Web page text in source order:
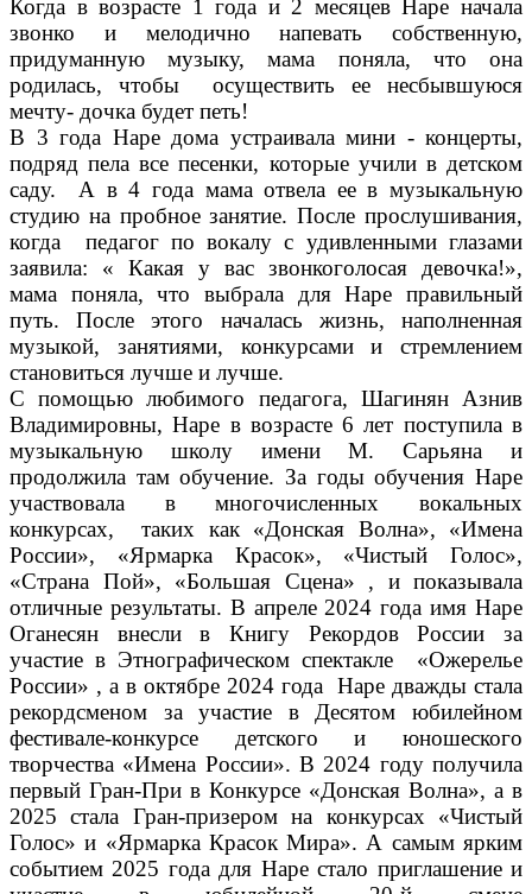
Когда в возрасте 1 года и 2 месяцев Наре начала
звонко и мелодично напевать собственную,
придуманную музыку, мама поняла, что она
родилась, чтобы осуществить ее несбывшуюся
мечту- дочка будет петь!
В 3 года Наре дома устраивала мини - концерты,
подряд пела все песенки, которые учили в детском
саду. А в 4 года мама отвела ее в музыкальную
студию на пробное занятие. После прослушивания,
когда педагог по вокалу с удивленными глазами
заявила: « Какая у вас звонкоголосая девочка!»,
мама поняла, что выбрала для Наре правильный
путь. После этого началась жизнь, наполненная
музыкой, занятиями, конкурсами и стремлением
становиться лучше и лучше.
С помощью любимого педагога, Шагинян Азнив
Владимировны, Наре в возрасте 6 лет поступила в
музыкальную школу имени М. Сарьяна и
продолжила там обучение. За годы обучения Наре
участвовала в многочисленных вокальных
конкурсах, таких как «Донская Волна», «Имена
России», «Ярмарка Красок», «Чистый Голос»,
«Страна Пой», «Большая Сцена» , и показывала
отличные результаты. В апреле 2024 года имя Наре
Оганесян внесли в Книгу Рекордов России за
участие в Этнографическом спектакле «Ожерелье
России» , а в октябре 2024 года Наре дважды стала
рекордсменом за участие в Десятом юбилейном
фестивале-конкурсе детского и юношеского
творчества «Имена России». В 2024 году получила
первый Гран-При в Конкурсе «Донская Волна», а в
2025 стала Гран-призером на конкурсах «Чистый
Голос» и «Ярмарка Красок Мира». А самым ярким
событием 2025 года для Наре стало приглашение и